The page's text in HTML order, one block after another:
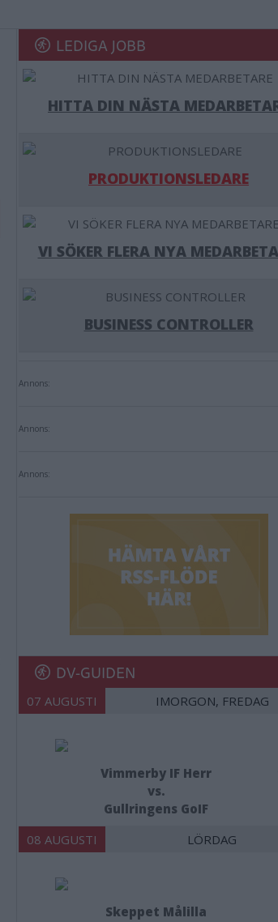
LEDIGA JOBB
HITTA DIN NÄSTA
PRODUKTIONSLEDARE
VI SÖKER FLERA NYA
BUSINESS CONTROLLER
Annons:
Annons:
Annons:
DV-GUIDEN
07 AUGUSTI IMORGON, FREDAG
Vimmerby IF Herr
vs.
Gullringens GoIF
08 AUGUSTI LÖRDAG
Skeppet Målilla